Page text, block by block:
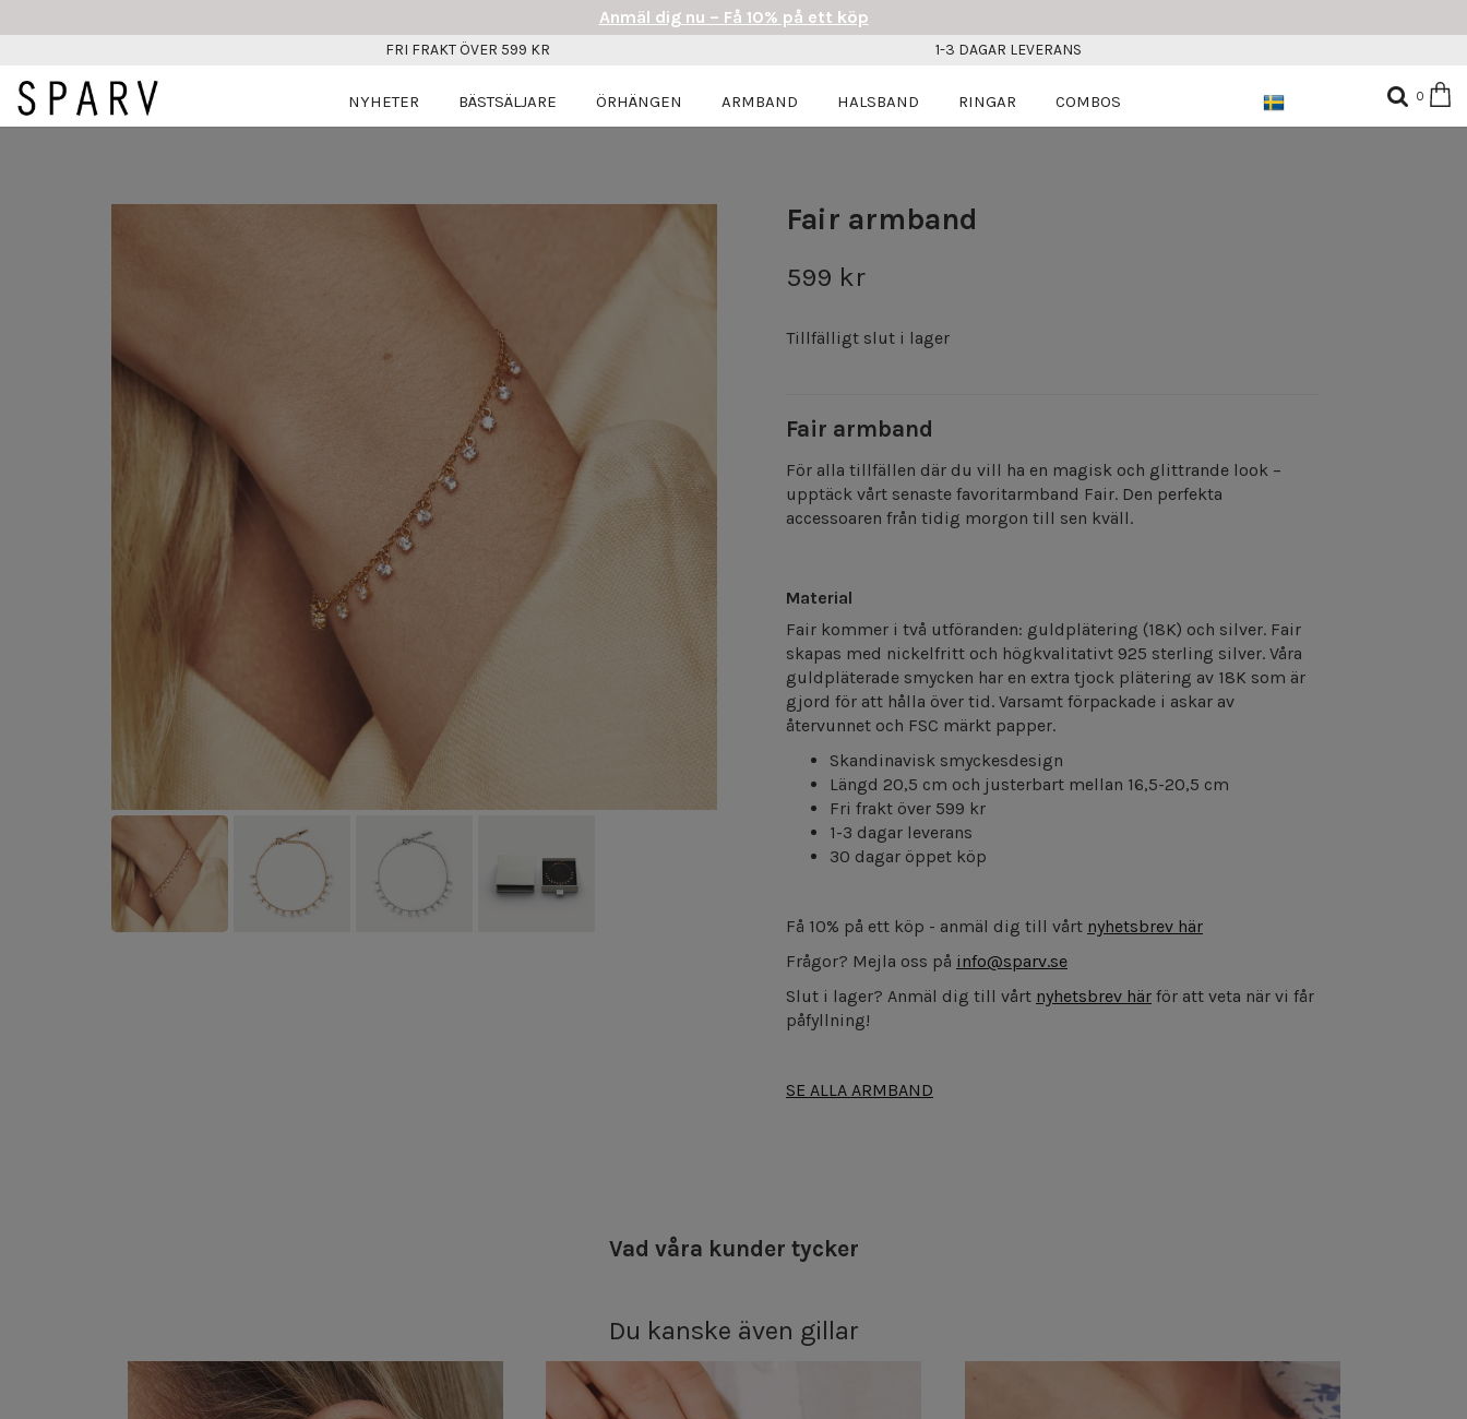
Fair armband
599 kr
Tillfälligt slut i lager
Fair armband
För alla tillfällen där du vill ha en magisk och glittrande look –
upptäck vårt senaste favoritarmband Fair. Den perfekta
accessoaren från tidig morgon till sen kväll.
Material
Fair kommer i två utföranden: guldplätering (18K) och silver. Fair
skapas med nickelfritt och högkvalitativt 925 sterling silver. Våra
guldpläterade smycken har en extra tjock plätering av 18K som är
gjord för att hålla över tid. Varsamt förpackade i askar av
återvunnet och FSC märkt papper.
Skandinavisk smyckesdesign
Längd 20,5 cm och justerbart mellan 16,5-20,5 cm
Fri frakt över 599 kr
1-3 dagar leverans
30 dagar öppet köp
Få 10% på ett köp - anmäl dig till vårt nyhetsbrev här
Frågor? Mejla oss på info@sparv.se
Slut i lager? Anmäl dig till vårt nyhetsbrev här för att veta när vi får
påfyllning!
SE ALLA ARMBAND
Vad våra kunder tycker
Du kanske även gillar
Anmäl dig nu – Få 10% på ett köp
FRI FRAKT ÖVER 599 KR 1-3 DAGAR LEVERANS
NYHETER BÄSTSÄLJARE ÖRHÄNGEN ARMBAND HALSBAND RINGAR COMBOS 0